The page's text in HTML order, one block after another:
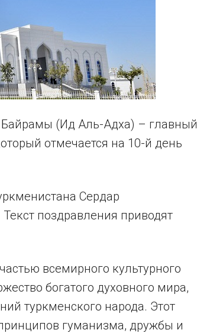
Байрамы (Ид Аль-Адха) – главный
отмечается на 10-й день
Сердар
поздравления приводят
всемирного культурного
богатого духовного мира,
туркменского народа. Этот
гуманизма, дружбы и